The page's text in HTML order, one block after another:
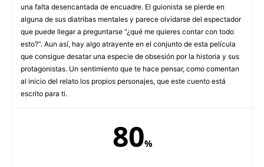
una falta desencantada de encuadre. El guionista se pierde en
alguna de sus diatribas mentales y parece olvidarse del espectador
que puede llegar a preguntarse “¿qué me quieres contar con todo
esto?”. Aun así, hay algo atrayente en el conjunto de esta película
que consigue desatar una especie de obsesión por la historia y sus
protagonistas. Un sentimiento que te hace pensar, como comentan
al inicio del relato los propios personajes, que este cuento está
escrito para ti.
80%